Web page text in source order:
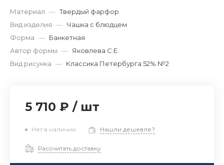
Материал — Твердый фарфор
Вид изделия — Чашка с блюдцем
Форма — Банкетная
Автор формы — Яковлева С.Е.
Вид рисунка — Классика Петербурга 52% №2
5 710 ₽ / шт
Нет в наличии Нашли дешевле?
Рассчитать доставку